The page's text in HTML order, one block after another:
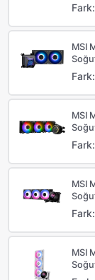
MSI
MSI
Fark:
MSI
MSI